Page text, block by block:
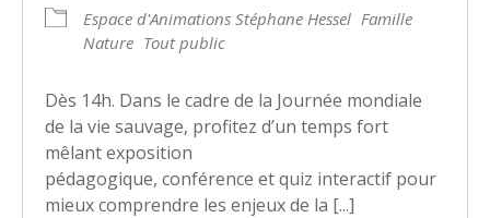
Espace d'Animations Stéphane Hessel Famille
Nature Tout public
Dès 14h. Dans le cadre de la Journée mondiale
de la vie sauvage, profitez d’un temps fort
mêlant exposition
pédagogique, conférence et quiz interactif pour
mieux comprendre les enjeux de la [...]